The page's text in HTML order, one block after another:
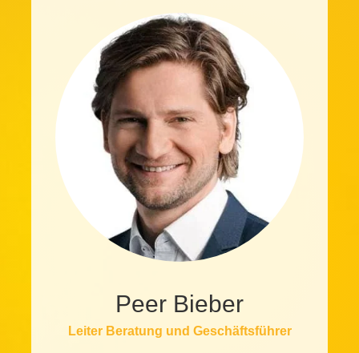
Peer Bieber
Leiter Beratung und Geschäftsführer